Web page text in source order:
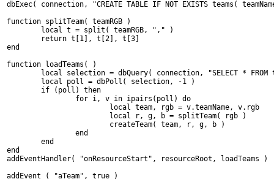
dbExec( connection, "CREATE TABLE IF NOT EXISTS teams(
function splitTeam( teamRGB )
	local t = split( teamRGB, "," )
	return t[1], t[2], t[3]
end
function loadTeams( )
local selection = dbQuery( connection, "SELECT * FROM
	local poll = dbPoll( selection, -1 )
	if (poll) then
		for i, v in ipairs(poll) do
			local team, rgb = v.teamName, v.rgb
			local r, g, b = splitTeam( rgb )
			createTeam( team, r, g, b )
		end
	end
end
addEventHandler( "onResourceStart", resourceRoot, loadTeams )
addEvent ( "aTeam", true )